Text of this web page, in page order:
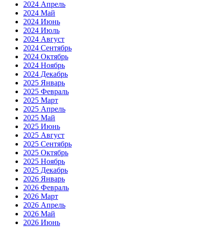
2024 Апрель
2024 Май
2024 Июнь
2024 Июль
2024 Август
2024 Сентябрь
2024 Октябрь
2024 Ноябрь
2024 Декабрь
2025 Январь
2025 Февраль
2025 Март
2025 Апрель
2025 Май
2025 Июнь
2025 Август
2025 Сентябрь
2025 Октябрь
2025 Ноябрь
2025 Декабрь
2026 Январь
2026 Февраль
2026 Март
2026 Апрель
2026 Май
2026 Июнь